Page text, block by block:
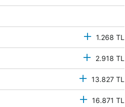
1.268 TL
2.918 TL
13.827 TL
16.871 TL